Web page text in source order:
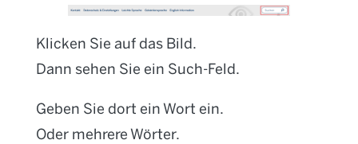
Klicken Sie auf das Bild.
Dann sehen Sie ein Such-Feld.
Geben Sie dort ein Wort ein.
Oder mehrere Wörter.